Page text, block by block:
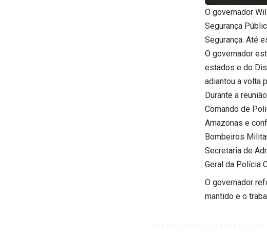
O governador
Segurança
Segurança. Até
O governador
estados e do
adiantou a volta
Durante a
Comando de
Amazonas e
Bombeiros
Secretaria de
Geral da Polícia
O governador
mantido e o